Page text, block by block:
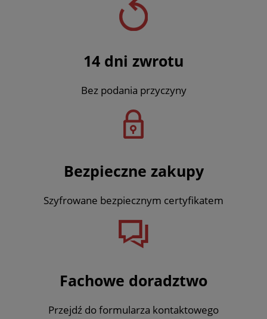
14 dni zwrotu
Bez podania przyczyny
Bezpieczne zakupy
Szyfrowane bezpiecznym certyfikatem
Fachowe doradztwo
Przejdź do formularza kontaktowego